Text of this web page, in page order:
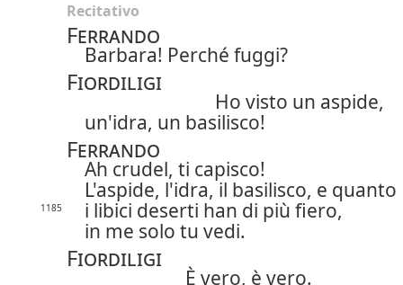
Recitativo
Ferrando
Barbara! Perché fuggi?
Fiordiligi
Ho visto un aspide,
un'idra, un basilisco!
Ferrando
Ah crudel, ti capisco!
L'aspide, l'idra, il basilisco, e quanto
1185
i libici deserti han di più fiero,
in me solo tu vedi.
Fiordiligi
È vero, è vero.